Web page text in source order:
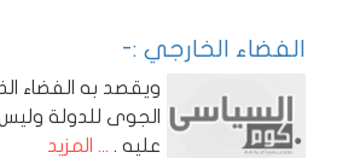
الفضاء الخارجي :-
ويقصد به الفضاء
الجوى للدولة
عليه . ... المزيد